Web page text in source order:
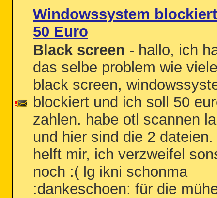
Windowssystem
50 Euro
Black screen - hallo, ich
das selbe problem wie
black screen,
blockiert und ich soll 50
zahlen. habe otl scannen
und hier sind die 2
helft mir, ich verzweifel
noch :( lg ikni schonma
:dankeschoen: für die